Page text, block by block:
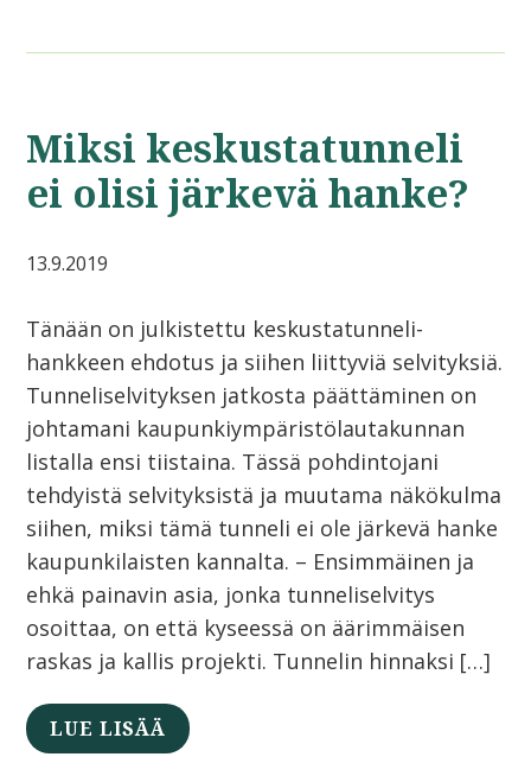
Miksi keskustatunneli
ei olisi järkevä hanke?
13.9.2019
Tänään on julkistettu keskustatunneli-
hankkeen ehdotus ja siihen liittyviä selvityksiä.
Tunneliselvityksen jatkosta päättäminen on
johtamani kaupunkiympäristölautakunnan
listalla ensi tiistaina. Tässä pohdintojani
tehdyistä selvityksistä ja muutama näkökulma
siihen, miksi tämä tunneli ei ole järkevä hanke
kaupunkilaisten kannalta. – Ensimmäinen ja
ehkä painavin asia, jonka tunneliselvitys
osoittaa, on että kyseessä on äärimmäisen
raskas ja kallis projekti. Tunnelin hinnaksi […]
LUE LISÄÄ